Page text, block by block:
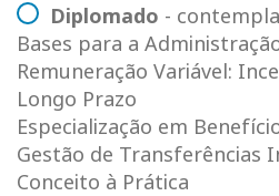
Diplomado -
Bases para a
Remuneração Variável:
Longo Prazo
Especialização em
Gestão de Transferências
Conceito à Prática